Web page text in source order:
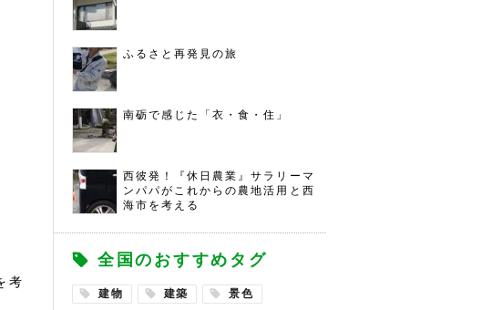
考
ふるさと再発見の旅
南砺で感じた「衣・食・住」
西彼発！『休日農業』サラリーマ
ンパパがこれからの農地活用と西
海市を考える
全国のおすすめタグ
建物 建築 景色